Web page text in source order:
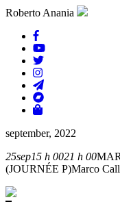
Roberto Anania
september, 2022
25sep15 h 0021 h 00
(JOURNÉE P)Marco